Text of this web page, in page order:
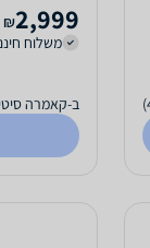
2,999
₪
משלוח
ב-קאמרה סיטי